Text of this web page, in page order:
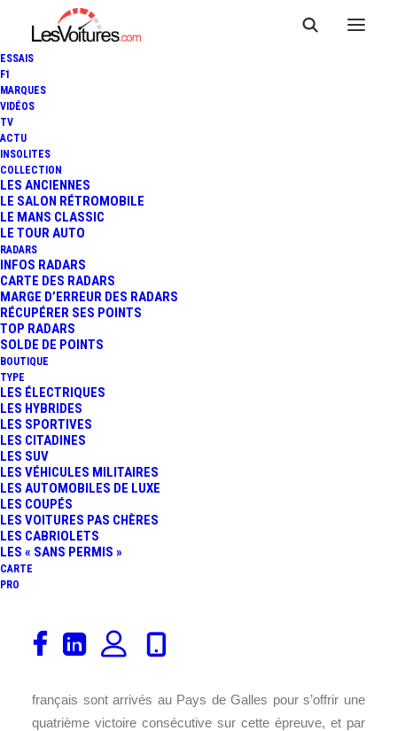
ESSAIS
F1
MARQUES
VIDÉOS
TV
ACTU
INSOLITES
COLLECTION
LES ANCIENNES
LE SALON RÉTROMOBILE
LE MANS CLASSIC
LE TOUR AUTO
RADARS
INFOS RADARS
CARTE DES RADARS
MARGE D’ERREUR DES RADARS
RÉCUPÉRER SES POINTS
TOP RADARS
SOLDE DE POINTS
BOUTIQUE
TYPE
LES ÉLECTRIQUES
LES HYBRIDES
LES SPORTIVES
LES CITADINES
LES SUV
LES VÉHICULES MILITAIRES
LES AUTOMOBILES DE LUXE
LES COUPÉS
LES VOITURES PAS CHÈRES
LES CABRIOLETS
LES « SANS PERMIS »
CARTE
PRO
OGIER ET LE TITRE
CONSTRUCTEUR POUR
VOLKSWAGEN !
A croire que le chiffre 4 colle parfaitement à la saison
2016 du duo Ogier/Ingrassia ! C’est après avoir fêté leur
français sont arrivés au Pays de Galles pour s’offrir une
quatrième victoire consécutive sur cette épreuve, et par